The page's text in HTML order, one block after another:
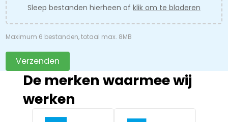
Sleep bestanden hierheen of klik om te bladeren
Maximum 6 bestanden, totaal max. 8MB
Verzenden
De merken waarmee wij
werken